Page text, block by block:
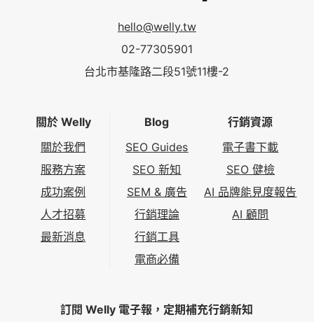
hello@welly.tw
02-77305901
台北市基隆路二段51號11樓-2
關於 Welly
關於我們
服務方案
成功案例
人才招募
最新消息
Blog
SEO Guides
SEO 新知
SEM & 廣告
行銷理論
行銷工具
電商必備
行銷資源
電子書下載
SEO 健檢
AI 品牌能見度報告
AI 顧問
訂閱 Welly 電子報，定期補充行銷新知